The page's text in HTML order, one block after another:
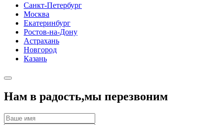
Санкт-Петербург
Москва
Екатеринбург
Ростов-на-Дону
Астрахань
Новгород
Казань
Нам в радость,мы перезвоним